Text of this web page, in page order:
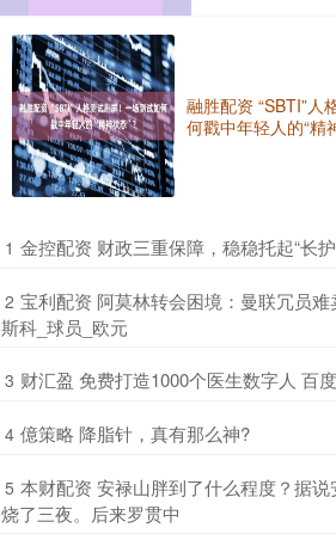
融胜配资 “SBTI”人
何戳中年轻人的“精
1 金控配资 财政三重保障，稳稳托起“长
2 宝利配资 阿莫林转会困境：曼联冗员
斯科_球员_欧元
3 财汇盈 免费打造1000个医生数字人 百
4 ​億策略 降脂针，真有那么神?
5 本财配资 安禄山胖到了什么程度？据
烧了三夜。后来罗贯中